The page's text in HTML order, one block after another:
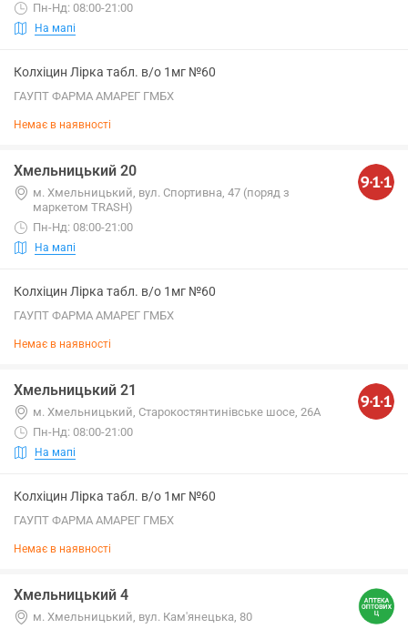
Пн-Нд: 08:00-21:00
На мапі
Колхіцин Лірка табл. в/о 1мг №60
ГАУПТ ФАРМА АМАРЕГ ГМБХ
Немає в наявності
Хмельницький 20
м. Хмельницький, вул. Спортивна, 47 (поряд з
маркетом TRASH)
Пн-Нд: 08:00-21:00
На мапі
Колхіцин Лірка табл. в/о 1мг №60
ГАУПТ ФАРМА АМАРЕГ ГМБХ
Немає в наявності
Хмельницький 21
м. Хмельницький, Старокостянтинівське шосе, 26А
Пн-Нд: 08:00-21:00
На мапі
Колхіцин Лірка табл. в/о 1мг №60
ГАУПТ ФАРМА АМАРЕГ ГМБХ
Немає в наявності
Хмельницький 4
м. Хмельницький, вул. Кам'янецька, 80